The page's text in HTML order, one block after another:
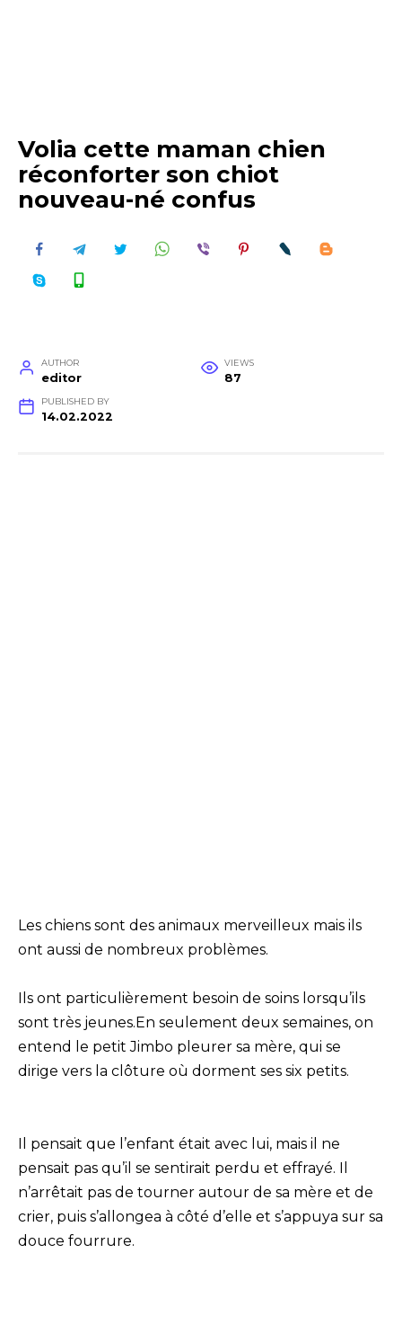
Volia cette maman chien
réconforter son chiot
nouveau-né confus
AUTHOR
editor
VIEWS
87
PUBLISHED BY
14.02.2022
Les chiens sont des animaux merveilleux mais ils
ont aussi de nombreux problèmes.
Ils ont particulièrement besoin de soins lorsqu’ils
sont très jeunes.En seulement deux semaines, on
entend le petit Jimbo pleurer sa mère, qui se
dirige vers la clôture où dorment ses six petits.
Il pensait que l’enfant était avec lui, mais il ne
pensait pas qu’il se sentirait perdu et effrayé. Il
n’arrêtait pas de tourner autour de sa mère et de
crier, puis s’allongea à côté d’elle et s’appuya sur sa
douce fourrure.